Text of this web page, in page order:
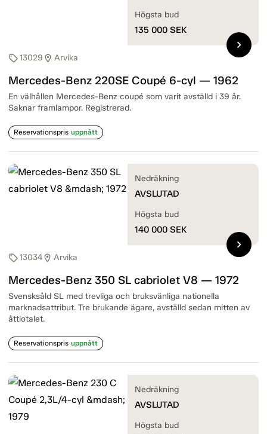
sell13029 location_on Arvika
Mercedes-Benz 220SE Coupé 6-cyl — 1962
En välhållen Mercedes-Benz coupé som varit avställd i 39 år.
Saknar framlampor. Registrerad.
Reservationspris uppnått
Högsta bud
135 000 SEK
chevron_right
sell13034location_on Arvika
Mercedes-Benz 350 SL cabriolet V8 — 1972
Svensksåld SL med trevliga och bruksvänliga nationella
marknadsattribut. Tre brukande ägare, avställd sedan mitten av
åttiotalet.
Reservationspris uppnått
Nedräkning
AVSLUTAD
Högsta bud
140 000 SEK
chevron_right
Nedräkning
AVSLUTAD
Högsta bud